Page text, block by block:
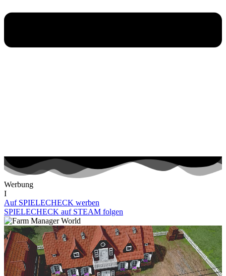
Werbung
I
Auf SPIELECHECK werben
SPIELECHECK auf STEAM folgen